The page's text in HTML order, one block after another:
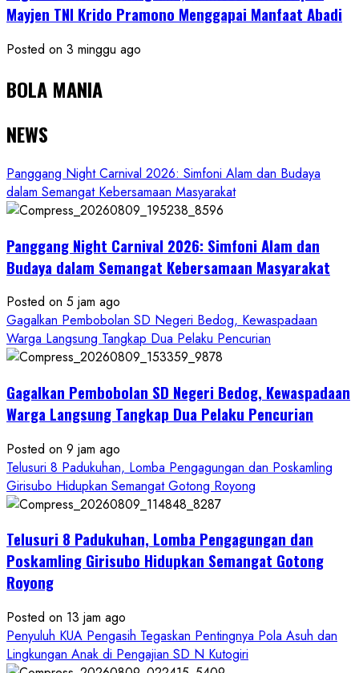
Mayjen TNI Krido Pramono Menggapai Manfaat Abadi
Posted on 3 minggu ago
BOLA MANIA
NEWS
Panggang Night Carnival 2026: Simfoni Alam dan Budaya
dalam Semangat Kebersamaan Masyarakat
Panggang Night Carnival 2026: Simfoni Alam dan
Budaya dalam Semangat Kebersamaan Masyarakat
Posted on 5 jam ago
Gagalkan Pembobolan SD Negeri Bedog, Kewaspadaan
Warga Langsung Tangkap Dua Pelaku Pencurian
Gagalkan Pembobolan SD Negeri Bedog, Kewaspadaan
Warga Langsung Tangkap Dua Pelaku Pencurian
Posted on 9 jam ago
Telusuri 8 Padukuhan, Lomba Pengagungan dan Poskamling
Girisubo Hidupkan Semangat Gotong Royong
Telusuri 8 Padukuhan, Lomba Pengagungan dan
Poskamling Girisubo Hidupkan Semangat Gotong
Royong
Posted on 13 jam ago
Penyuluh KUA Pengasih Tegaskan Pentingnya Pola Asuh dan
Lingkungan Anak di Pengajian SD N Kutogiri